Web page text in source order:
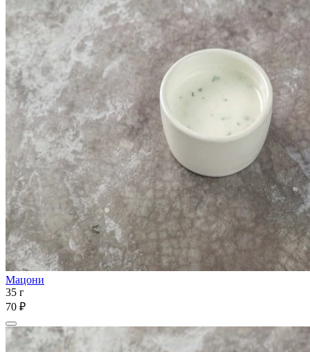
Мацони
35 г
70 ₽